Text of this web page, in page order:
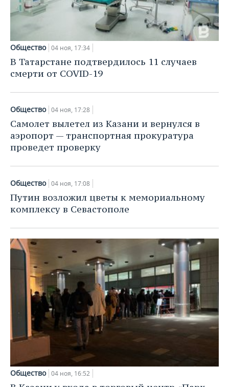
Общество 04 ноя, 17:34
В Татарстане подтвердилось 11 случаев
смерти от COVID-19
Общество 04 ноя, 17:28
Самолет вылетел из Казани и вернулся в
аэропорт — транспортная прокуратура
проведет проверку
Общество 04 ноя, 17:08
Путин возложил цветы к мемориальному
комплексу в Севастополе
Общество 04 ноя, 16:52